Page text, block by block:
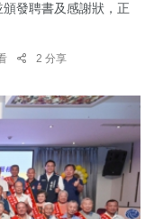
發聘書及感謝狀，正
2 分享